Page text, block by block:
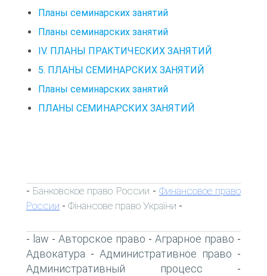
Планы семинарских занятий
Планы семинарских занятий
IV. ПЛАНЫ ПРАКТИЧЕСКИХ ЗАНЯТИЙ
5. ПЛАНЫ СЕМИНАРСКИХ ЗАНЯТИЙ
Планы семинарских занятий
ПЛАНЫ СЕМИНАРСКИХ ЗАНЯТИЙ
- Банковское право России - Финансовое право
России - Фінансове право України -
- law - Авторское право - Аграрное право -
Адвокатура - Административное право -
Административный процесс -